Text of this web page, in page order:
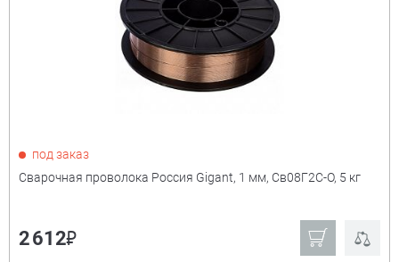
под заказ
Сварочная проволока Россия Gigant, 1 мм, Св08Г2С-О, 5 кг
2 612₽